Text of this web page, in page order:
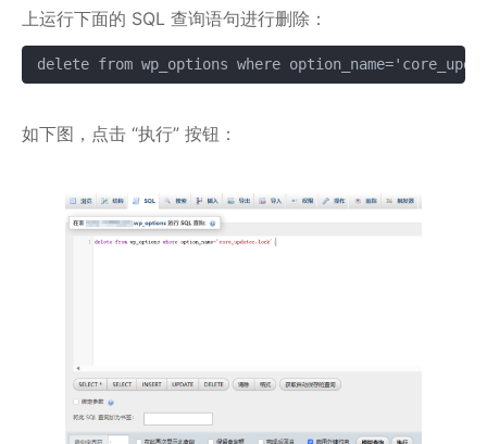
上运行下面的 SQL 查询语句进行删除：
delete from wp_options where 复制
如下图，点击 “执行” 按钮：